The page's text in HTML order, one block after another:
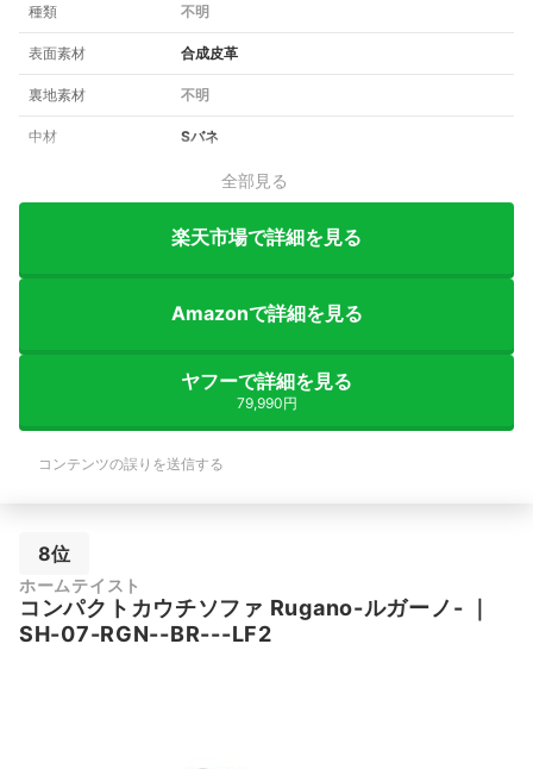
種類 不明
表面素材 合成皮革
裏地素材 不明
中材 Sバネ
全部見る
楽天市場で詳細を見る
Amazonで詳細を見る
ヤフーで詳細を見る
79,990円
コンテンツの誤りを送信する
8位
ホームテイスト
コンパクトカウチソファ Rugano-ルガーノ- ｜
SH-07-RGN--BR---LF2